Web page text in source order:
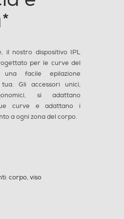
il nostro dispositivo IPL
per le curve del
facile epilazione
Gli accessori unici,
si adattano
curve e adattano i
a ogni zona del corpo.
corpo, viso